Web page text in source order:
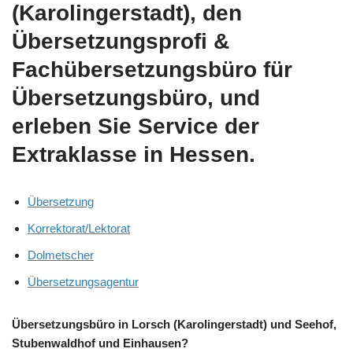
(Karolingerstadt), den
Übersetzungsprofi &
Fachübersetzungsbüro für
Übersetzungsbüro, und
erleben Sie Service der
Extraklasse in Hessen.
Übersetzung
Korrektorat/Lektorat
Dolmetscher
Übersetzungsagentur
Übersetzungsbüro in Lorsch (Karolingerstadt) und Seehof,
Stubenwaldhof und Einhausen?